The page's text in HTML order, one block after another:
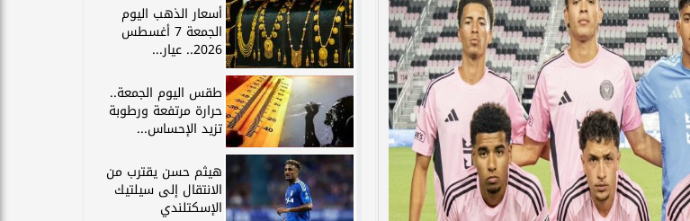
أسعار الذهب اليوم
الجمعة 7 أغسطس
2026.. عيار...
طقس اليوم الجمعة..
حرارة مرتفعة ورطوبة
تزيد الإحساس...
هيثم حسن يقترب من
الانتقال إلى سيلتيك
الإسكتلندي